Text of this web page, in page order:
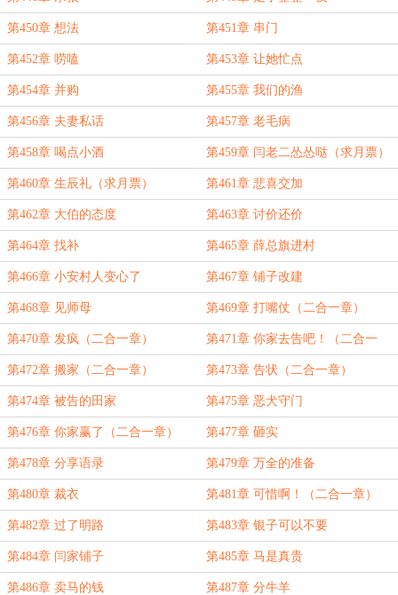
第450章 想法 第451章 串门
第452章 唠嗑 第453章 让她忙点
第454章 并购 第455章 我们的渔
第456章 夫妻私话 第457章 老毛病
第458章 喝点小酒 第459章 闫老二怂怂哒（求月票）
第460章 生辰礼（求月票） 第461章 悲喜交加
第462章 大伯的态度 第463章 讨价还价
第464章 找补 第465章 薛总旗进村
第466章 小安村人变心了 第467章 铺子改建
第468章 见师母 第469章 打嘴仗（二合一章）
第470章 发疯（二合一章） 第471章 你家去告吧！（二合一
章）
第472章 搬家（二合一章） 第473章 告状（二合一章）
第474章 被告的田家 第475章 恶犬守门
第476章 你家赢了（二合一章） 第477章 砸实
第478章 分享语录 第479章 万全的准备
第480章 裁衣 第481章 可惜啊！（二合一章）
第482章 过了明路 第483章 银子可以不要
第484章 闫家铺子 第485章 马是真贵
第486章 卖马的钱 第487章 分牛羊